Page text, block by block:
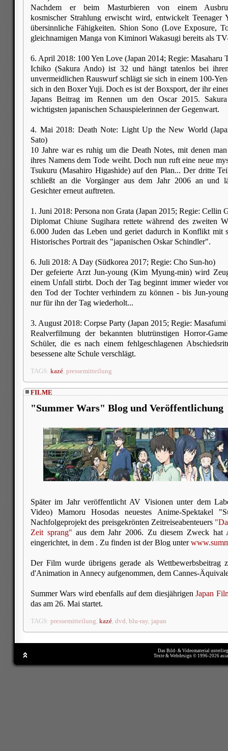
Nachdem er beim Masturbieren von einem
kosmischer Strahlung erwischt wird, entwickelt Teenager
übersinnliche Fähigkeiten. Shion Sono (Love Exposure,
gleichnamigen Manga von Kiminori Wakasugi bereits als
6. April 2018: 100 Yen Love (Japan 2014; Regie: Masaharu
Ichiko (Sakura Ando) ist 32 und hängt tatenlos bei
unvermeidlichen Rauswurf schlägt sie sich in einem 100-
sich in den Boxer Yuji. Doch es ist der Boxsport, der ihr
Japans Beitrag im Rennen um den Oscar 2015.
wichtigsten japanischen Schauspielerinnen der Gegenwart.
4. Mai 2018: Death Note: Light Up the New World
Sato)
10 Jahre war es ruhig um die Death Notes, mit denen
ihres Namens dem Tode weiht. Doch nun ruft eine neue
Tsukuru (Masahiro Higashide) auf den Plan... Der dritte
schließt an die Vorgänger aus dem Jahr 2006 an und
Gesichter erneut auftreten.
1. Juni 2018: Persona non Grata (Japan 2015; Regie: Cellin
Diplomat Chiune Sugihara rettete während des zweiten
6.000 Juden das Leben und geriet dadurch in Konflikt mit
Historisches Portrait des "japanischen Oskar Schindler".
6. Juli 2018: A Day (Südkorea 2017; Regie: Cho Sun-ho)
Der gefeierte Arzt Jun-young (Kim Myung-min) wird
einem Unfall stirbt. Doch der Tag beginnt immer wieder
den Tod der Tochter verhindern zu können - bis Jun-
nur für ihn der Tag wiederholt...
3. August 2018: Corpse Party (Japan 2015; Regie: Masafumi
Realverfilmung der bekannten blutrünstigen Horror-
Schüler, die es nach einem fehlgeschlagenen
besessene alte Schule verschlägt.
TAGS: kazé, pressemitteilung
FILME
"Summer Wars" Blog und Veröffentlichung
Später im Jahr veröffentlicht AV Visionen unter dem
Video) Mamoru Hosodas neuestes Anime-Spektakel
Nachfolgeprojekt des preisgekrönten Zeitreiseabenteuers
Zeit sprang" aus dem Jahr 2006. Zu diesem Zweck
eingerichtet, in dem . Zu finden ist der Blog unter
Der Film wurde übrigens gerade als Wettbewerbsbeitrag
d'Animation in Annecy aufgenommen, dem Cannes-
Summer Wars wird ebenfalls auf dem diesjährigenJapan
das am 26. Mai startet.
TAGS: pressemitteilung, kazé, dvd, blu-ray, japan
Das Bild- & Videomaterial
Texte & Webdesign © 1996-2026